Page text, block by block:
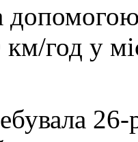
год у